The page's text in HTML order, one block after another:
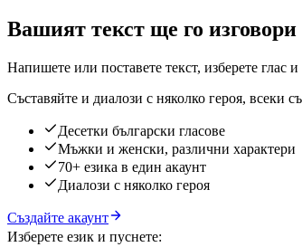
Вашият текст ще го изговори
Напишете или поставете текст, изберете
Съставяйте и диалози с няколко героя, всеки
Десетки български гласове
Мъжки и женски, различни характери
70+ езика в един акаунт
Диалози с няколко героя
Създайте акаунт
Изберете език и пуснете: